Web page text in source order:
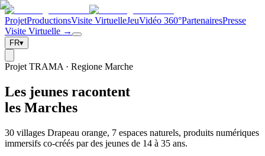
ProjetProductionsVisite VirtuelleJeuVidéo 360°PartenairesPresse
Visite Virtuelle →
FR▾
Projet TRAMA · Regione Marche
Les jeunes racontent
les Marches
30 villages Drapeau orange, 7 espaces naturels, produits numériques
immersifs co-créés par des jeunes de 14 à 35 ans.